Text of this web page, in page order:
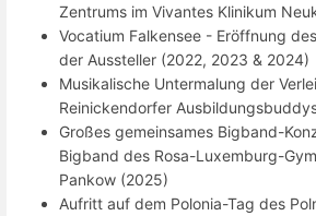
Zentrums im Vivantes Klinikum
Vocatium Falkensee - Eröffnung
der Aussteller (2022, 2023 & 2024)
Musikalische Untermalung der
Reinickendorfer
Großes gemeinsames Bigband-
Bigband des Rosa-Luxemburg-
Pankow (2025)
Aufritt auf dem Polonia-Tag des